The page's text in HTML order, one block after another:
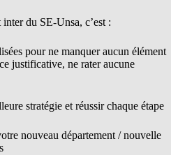
du SE-Unsa, c’est :
pour ne manquer aucun élément
justificative, ne rater aucune
stratégie et réussir chaque étape
nouveau département / nouvelle